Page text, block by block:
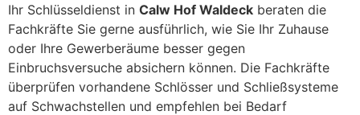
Ihr Schlüsseldienst in Calw Hof Waldeck beraten die
Fachkräfte Sie gerne ausführlich, wie Sie Ihr Zuhause
oder Ihre Gewerberäume besser gegen
Einbruchsversuche absichern können. Die Fachkräfte
überprüfen vorhandene Schlösser und Schließsysteme
auf Schwachstellen und empfehlen bei Bedarf